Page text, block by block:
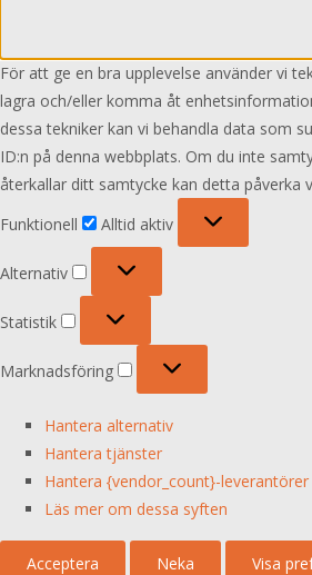
För att ge en bra upplevelse använder vi
lagra och/eller komma åt
dessa tekniker kan vi behandla data som
ID:n på denna webbplats. Om du inte
återkallar ditt samtycke kan detta påverka
Funktionell
Alltid aktiv
Alternativ
Statistik
Marknadsföring
Hantera alternativ
Hantera tjänster
Hantera {vendor_count}-leverantörer
Läs mer om dessa syften
Acceptera Neka Visa